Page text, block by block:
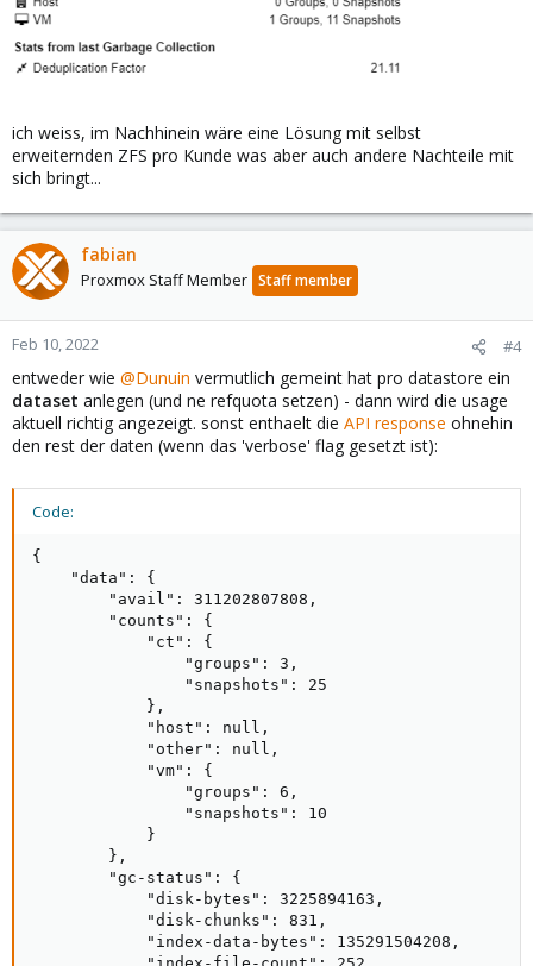
ich weiss, im Nachhinein wäre eine Lösung mit selbst
erweiternden ZFS pro Kunde was aber auch andere Nachteile mit
sich bringt...
fabian
Proxmox Staff Member Staff member
Feb 10, 2022 #4
entweder wie @Dunuin vermutlich gemeint hat pro datastore ein
dataset anlegen (und ne refquota setzen) - dann wird die usage
aktuell richtig angezeigt. sonst enthaelt die API response ohnehin
den rest der daten (wenn das 'verbose' flag gesetzt ist):
Code:
{
    "data": {
        "avail": 311202807808,
        "counts": {
            "ct": {
                "groups": 3,
                "snapshots": 25
            },
            "host": null,
            "other": null,
            "vm": {
                "groups": 6,
                "snapshots": 10
            }
        },
        "gc-status": {
            "disk-bytes": 3225894163,
            "disk-chunks": 831,
            "index-data-bytes": 135291504208,